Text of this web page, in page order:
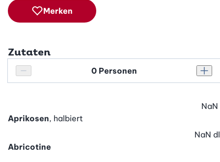
Merken
Zutaten
Personenanzahl verringern
Personenanzahl
Aprikosen, halbiert
NaN
Abricotine
NaN dl